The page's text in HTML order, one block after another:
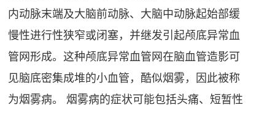
内动脉末端及大脑前动脉、大脑中动脉起始部缓
慢性进行性狭窄或闭塞，并继发引起颅底异常血
管网形成。这种颅底异常血管网在脑血管造影可
见脑底密集成堆的小血管，酷似烟雾，因此被称
为烟雾病。 烟雾病的症状可能包括头痛、短暂性